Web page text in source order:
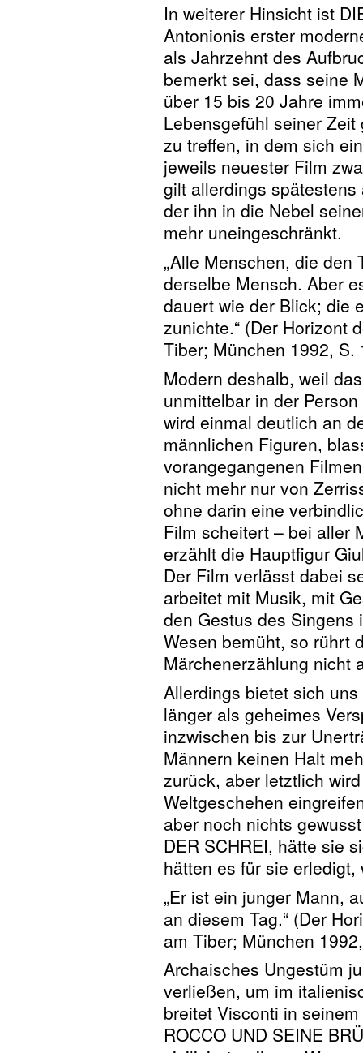
In weiterer Hinsicht ist
Antonionis erster
als Jahrzehnt des
bemerkt sei, dass seine
über 15 bis 20 Jahre
Lebensgefühl seiner
zu treffen, in dem sich
jeweils neuester Film
gilt allerdings spätestens
der ihn in die Nebel
mehr uneingeschränkt.
„Alle Menschen, die den
derselbe Mensch. Aber
dauert wie der Blick; die
zunichte.“ (Der Horizont
Tiber; München 1992, S.
Modern deshalb, weil
unmittelbar in der
wird einmal deutlich an
männlichen Figuren,
vorangegangenen
nicht mehr nur von
ohne darin eine
Film scheitert – bei aller
erzählt die Hauptfigur
Der Film verlässt dabei
arbeitet mit Musik, mit
den Gestus des
Wesen bemüht, so rührt
Märchenerzählung nicht
Allerdings bietet sich
länger als geheimes
inzwischen bis zur
Männern keinen Halt
zurück, aber letztlich
Weltgeschehen
aber noch nichts
DER SCHREI, hätte sie
hätten es für sie erledigt,
„Er ist ein junger Mann,
an diesem Tag.“ (Der
am Tiber; München
Archaisches Ungestüm
verließen, um im
breitet Visconti in
ROCCO UND SEINE